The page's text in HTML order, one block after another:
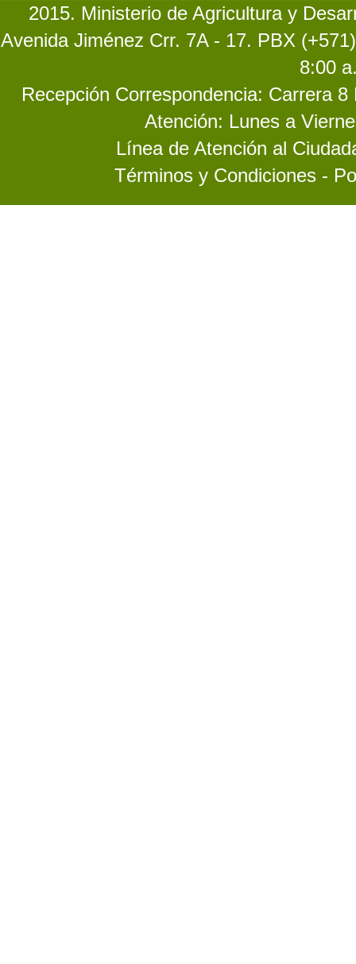
2015. Ministerio de Agricultura y
Avenida Jiménez Crr. 7A - 17. PBX
8:00
Recepción Correspondencia: Carrera
Atención: Lunes a
Línea de Atención al
Términos y Condiciones -